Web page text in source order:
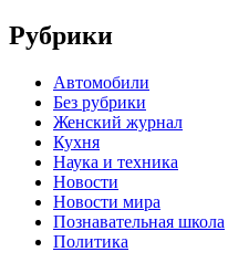
Рубрики
Автомобили
Без рубрики
Женский журнал
Кухня
Наука и техника
Новости
Новости мира
Познавательная школа
Политика